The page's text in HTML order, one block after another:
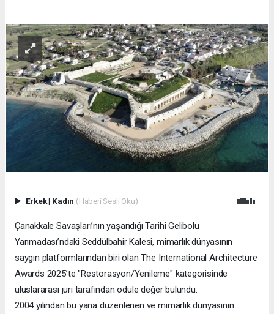
Erkek| Kadın (Haberi Sesli Oku)
Çanakkale Savaşları’nın yaşandığı Tarihi Gelibolu
Yarımadası’ndaki Seddülbahir Kalesi, mimarlık dünyasının
saygın platformlarından biri olan The International Architecture
Awards 2025’te "Restorasyon/Yenileme" kategorisinde
uluslararası jüri tarafından ödüle değer bulundu.
2004 yılından bu yana düzenlenen ve mimarlık dünyasının